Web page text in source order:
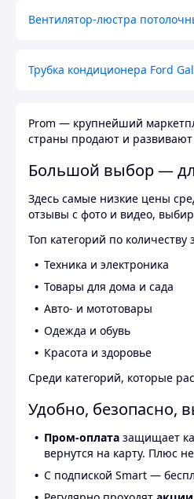
Вентилятор-люстра
Трубка кондиционера Ford
Prom — крупнейший
страны продают и
Большой выбор —
Здесь самые низкие цены
отзывы с фото и видео,
Топ категорий по количеству
Техника и электроника
Товары для дома и сада
Авто- и мототовары
Одежда и обувь
Красота и здоровье
Среди категорий, которые
Удобно, безопасно,
Пром-оплата защищает
вернутся на карту. Плюс
С подпиской Smart —